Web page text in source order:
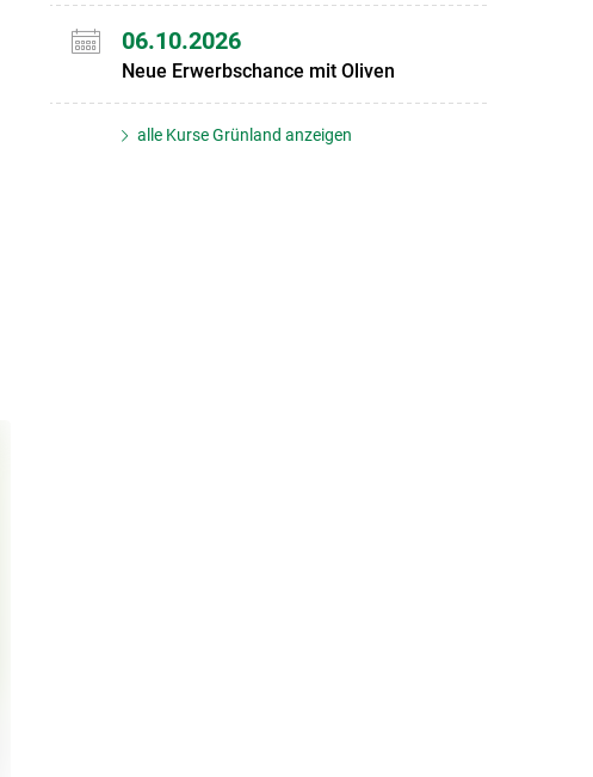
06.10.2026
Neue Erwerbschance mit Oliven
alle Kurse Grünland anzeigen